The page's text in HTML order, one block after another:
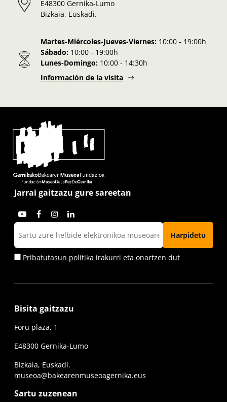
E48300 Gernika-Lumo
Bizkaia, Euskadi.
Martes-Miércoles-Jueves-Viernes: 10:00 - 19:00h
Sábado: 10:00 - 19:00h
Lunes-Domingo: 10:00 - 14:30h
Información de la visita
Jarrai gaitzazu gure sareetan
Pribatutasun politika irakurri eta onartzen dut
Bisita gaitzazu
Foru plaza, 1
E48300 Gernika-Lumo
Bizkaia, Euskadi.
museoa@bakearenmuseoagernika.eus
Sartu zuzenean